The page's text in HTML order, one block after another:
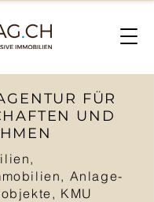
FÜR
UND
Anlage-
KMU